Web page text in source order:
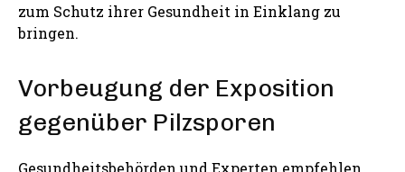
zum Schutz ihrer Gesundheit in Einklang zu
bringen.
Vorbeugung der Exposition
gegenüber Pilzsporen
Gesundheitsbehörden und Experten empfehlen